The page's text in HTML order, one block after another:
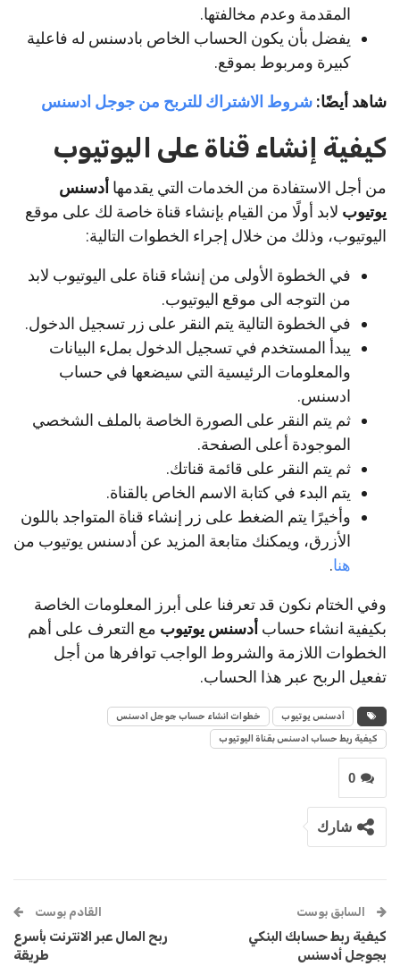
المقدمة وعدم مخالفتها.
يفضل بأن يكون الحساب الخاص بادسنس له فاعلية
كبيرة ومربوط بموقع.
شاهد أيضًا: شروط الاشتراك للتربح من جوجل ادسنس
كيفية إنشاء قناة على اليوتيوب
من أجل الاستفادة من الخدمات التي يقدمها أدسنس
يوتيوب لابد أولًا من القيام بإنشاء قناة خاصة لك على موقع
اليوتيوب، وذلك من خلال إجراء الخطوات التالية:
في الخطوة الأولى من إنشاء قناة على اليوتيوب لابد
من التوجه الى موقع اليوتيوب.
في الخطوة التالية يتم النقر على زر تسجيل الدخول.
يبدأ المستخدم في تسجيل الدخول بملء البيانات
والمعلومات الرئيسية التي سيضعها في حساب
ادسنس.
ثم يتم النقر على الصورة الخاصة بالملف الشخصي
الموجودة أعلى الصفحة.
ثم يتم النقر على قائمة قناتك.
يتم البدء في كتابة الاسم الخاص بالقناة.
وأخيرًا يتم الضغط على زر إنشاء قناة المتواجد باللون
الأزرق، ويمكنك متابعة المزيد عن أدسنس يوتيوب من
هنا.
وفي الختام نكون قد تعرفنا على أبرز المعلومات الخاصة
بكيفية انشاء حساب أدسنس يوتيوب مع التعرف على أهم
الخطوات اللازمة والشروط الواجب توافرها من أجل
تفعيل الربح عبر هذا الحساب.
أدسنس يوتيوب خطوات انشاء حساب جوجل ادسنس
كيفية ربط حساب ادسنس بقناة اليوتيوب
0
شارك
السابق بوست
كيفية ربط حسابك البنكي
بجوجل أدسنس
القادم بوست
ربح المال عبر الانترنت بأسرع
طريقة